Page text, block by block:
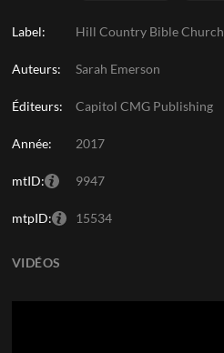
Label: Hill Country Bible Church
Auteurs: Sarah Emerson
Éditeurs: Capitol CMG Publishing
Année: 2017
mtID: 9947
mtpID: 15534
VIDÉOS